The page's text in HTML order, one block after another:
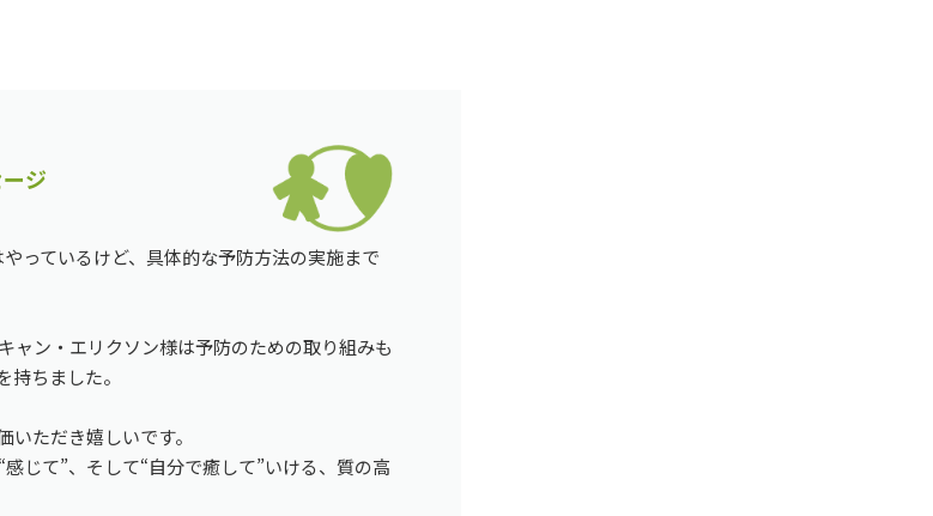
ジ
っているけど、具体的な予防方法の実施まで
ャン・エリクソン様は予防のための取り組みも
ちました。
ただき嬉しいです。
じて”、そして“自分で癒して”いける、質の高